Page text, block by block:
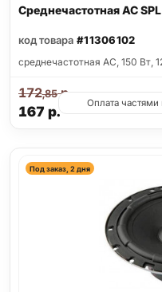
Среднечастотная АС
код товара #11306102
среднечастотная АС, 150 Вт,
167 р.
172,85р.
Оплата
Под заказ, 2 дня